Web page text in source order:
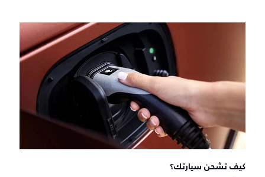
كيف تشحن سيارتك؟